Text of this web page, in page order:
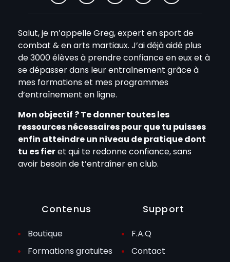
Salut, je m’appelle Greg, expert en sport de
combat & en arts martiaux. J’ai déjà aidé plus
de 3000 élèves à prendre confiance en eux et à
se dépasser dans leur entraînement grâce à
mes formations et mes programmes
d’entraînement en ligne.
Mon objectif ? Te donner toutes les
ressources nécessaires pour que tu puisses
enfin atteindre un niveau de pratique dont
tu es fieret qui te redonne confiance, sans
avoir besoin de t’entraîner en club.
Contenus
Boutique
Formations gratuites
Support
F.A.Q
Contact